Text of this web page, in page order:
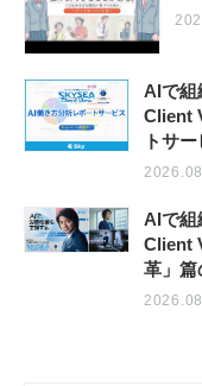
AIで組
Client
トサ
AIで組
Client
革」篇